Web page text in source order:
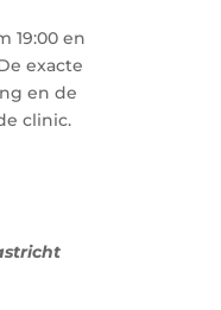
19:00 en
exacte
en de
clinic.